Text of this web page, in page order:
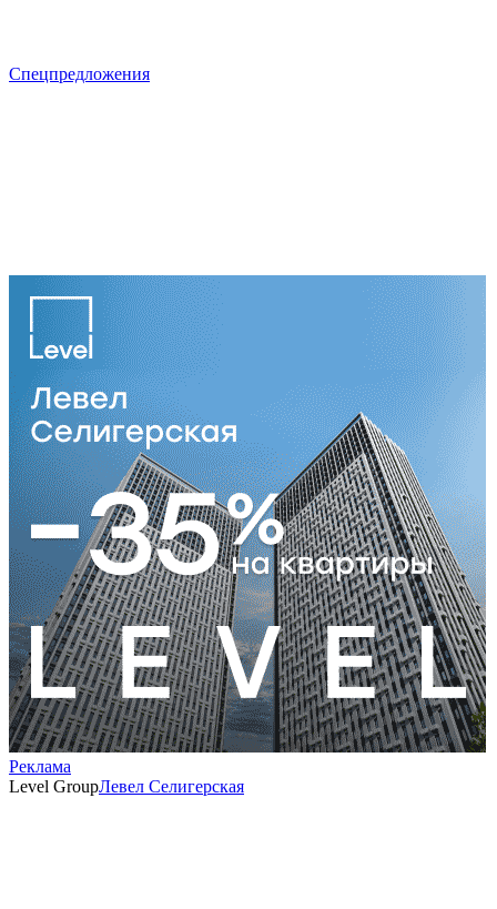
Спецпредложения
Реклама
Level GroupЛевел Селигерская